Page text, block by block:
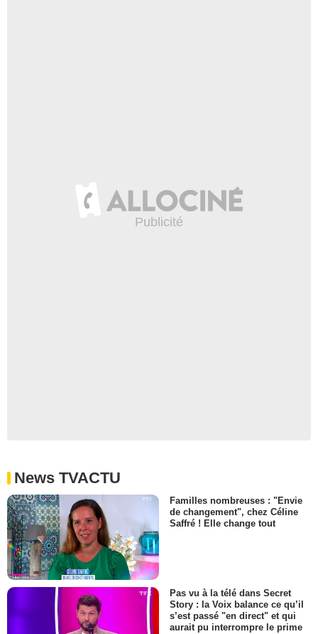
News TVACTU
Familles nombreuses : "Envie
de changement", chez Céline
Saffré ! Elle change tout
Pas vu à la télé dans Secret
Story : la Voix balance ce qu’il
s’est passé "en direct" et qui
aurait pu interrompre le prime